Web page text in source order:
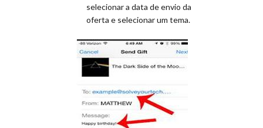
selecionar a data de envio da
oferta e selecionar um tema.